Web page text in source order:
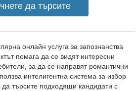
онлайн услуга за запознанства
помага да се видят интересни
за да се направят романтични
интелигентна система за избор
търсите подходящи кандидати с